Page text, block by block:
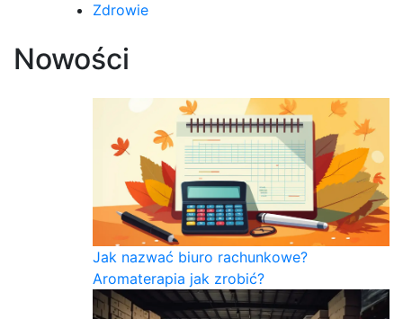
Zdrowie
Nowości
Jak nazwać biuro rachunkowe?
Aromaterapia jak zrobić?